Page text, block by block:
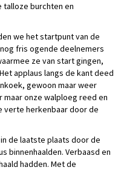
talloze burchten en
we het startpunt van de
fris ogende deelnemers
ze van start gingen,
applaus langs de kant deed
gewoon maar weer
onze walploeg reed en
verte herkenbaar door de
de laatste plaats door de
binnenhaalden. Verbaasd en
hadden. Met de